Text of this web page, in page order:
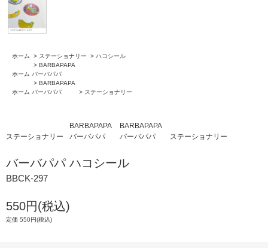
ホーム > ステーショナリー > ハコシール
ホーム
> BARBAPAPA
バーバパパ
ホーム
> BARBAPAPA
バーバパパ
> ステーショナリー
ステーショナリー
BARBAPAPA
バーバパパ
BARBAPAPA
バーバパパ
ステーショナリー
バーバパパ ハコシール
BBCK-297
550円(税込)
定価 550円(税込)